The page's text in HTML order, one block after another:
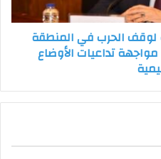
لوقف الحرب في المنطقة
تداعيات الأوضاع